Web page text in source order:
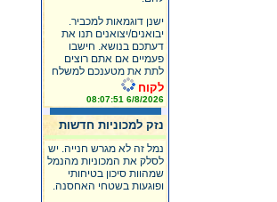
ישנן דוגמאות למכביר.
יבואנים/יצואנים תנו את
דעתכם בנושא. חישבו
פעמיים אם אתם רוצים
לתת את מטענכם למשלח
לקוח
6/8/2026 08:07:51
נזק למכוניות חדשות
נמל זה לא מגרש חנייה. יש
לסלק את המכוניות מהנמל
שמהוות סיכון בטיחותי
ופוגעות בשטחי האחסנה.